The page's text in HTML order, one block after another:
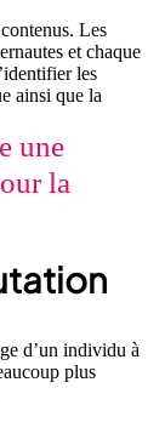
Les
et chaque
les
ainsi que la
une
la
d’un individu à
plus